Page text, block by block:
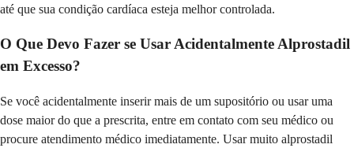
até que sua condição cardíaca esteja melhor controlada.
O Que Devo Fazer se Usar Acidentalmente Alprostadil
em Excesso?
Se você acidentalmente inserir mais de um supositório ou usar uma
dose maior do que a prescrita, entre em contato com seu médico ou
procure atendimento médico imediatamente. Usar muito alprostadil